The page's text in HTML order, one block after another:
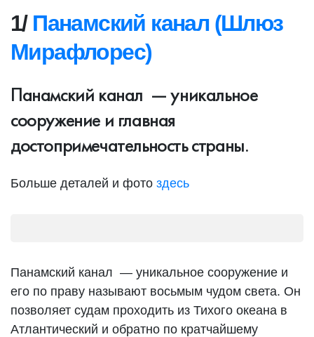
1/ Панамский канал (Шлюз
Мирафлорес)
Панамский канал — уникальное
сооружение и главная
достопримечательность страны.
Больше деталей и фото здесь
Панамский канал — уникальное сооружение и
его по праву называют восьмым чудом света. Он
позволяет судам проходить из Тихого океана в
Атлантический и обратно по кратчайшему